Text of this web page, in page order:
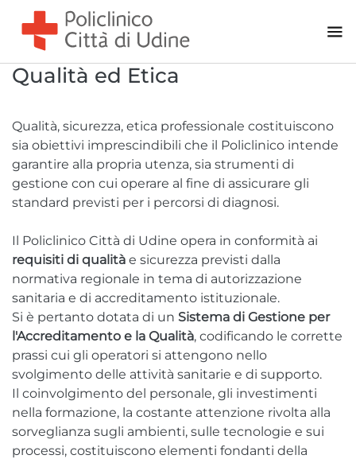
Centri Prelievi
Udine - Viale Venezia
Trieste - via Marchesetti
Qualità ed Etica
Qualità, sicurezza, etica professionale costituiscono
sia obiettivi imprescindibili che il Policlinico intende
garantire alla propria utenza, sia strumenti di
gestione con cui operare al fine di assicurare gli
standard previsti per i percorsi di diagnosi.
Il Policlinico Città di Udine opera in conformità ai
requisiti di qualità e sicurezza previsti dalla
normativa regionale in tema di autorizzazione
sanitaria e di accreditamento istituzionale.
Si è pertanto dotata di un Sistema di Gestione per
l'Accreditamento e la Qualità, codificando le corrette
prassi cui gli operatori si attengono nello
svolgimento delle attività sanitarie e di supporto.
Il coinvolgimento del personale, gli investimenti
nella formazione, la costante attenzione rivolta alla
sorveglianza sugli ambienti, sulle tecnologie e sui
processi, costituiscono elementi fondanti della